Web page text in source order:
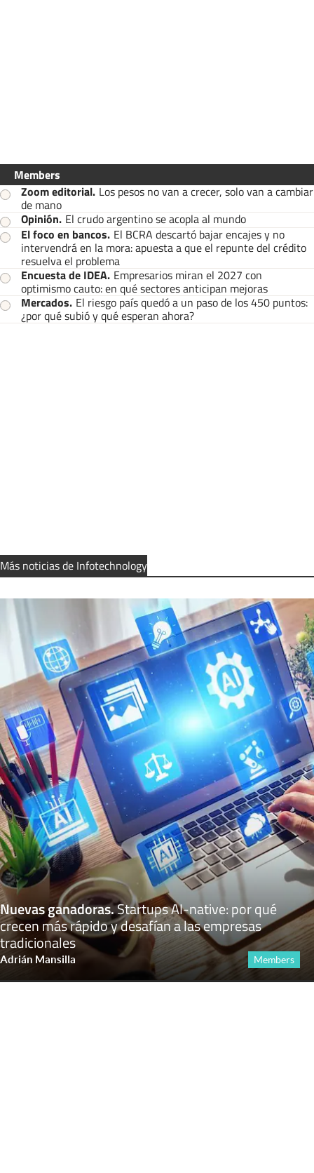
Members
Zoom editorial. Los pesos no van a crecer, solo van a cambiar
de mano
Opinión. El crudo argentino se acopla al mundo
El foco en bancos. El BCRA descartó bajar encajes y no
intervendrá en la mora: apuesta a que el repunte del crédito
resuelva el problema
Encuesta de IDEA. Empresarios miran el 2027 con
optimismo cauto: en qué sectores anticipan mejoras
Mercados. El riesgo país quedó a un paso de los 450 puntos:
¿por qué subió y qué esperan ahora?
Más noticias de Infotechnology
Nuevas ganadoras.Startups AI-native: por qué
crecen más rápido y desafían a las empresas
tradicionales
Adrián Mansilla Members